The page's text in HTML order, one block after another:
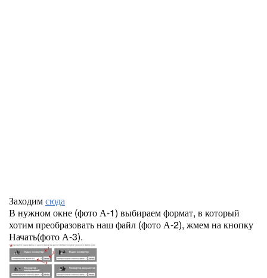
Заходимсюда
В нужном окне (фото А-1) выбираем формат, в который
хотим преобразовать наш файл (фото А-2), жмем на кнопку
Начать(фото А-3).